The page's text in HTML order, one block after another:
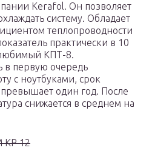
Kerafol. Он позволяет
систему. Обладает
теплопроводности
практически в 10
КПТ-8.
в первую очередь
с ноутбуками, срок
один год. После
снижается в среднем на
KP 12